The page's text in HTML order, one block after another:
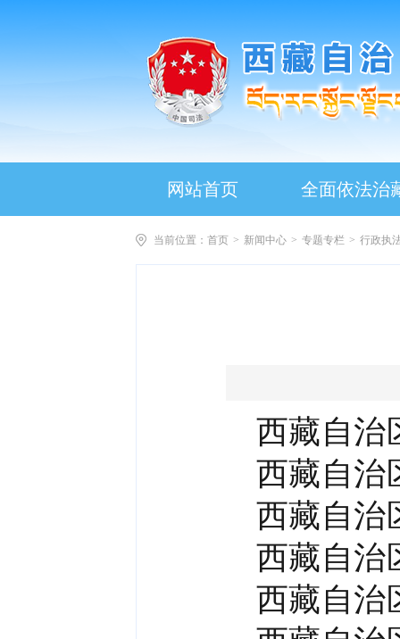
网站首页 全面依法治
当前位置： 首页 > 新闻中心 > 专题专栏 > 行政执
西藏自治
西藏自治
西藏自治
西藏自治
西藏自治